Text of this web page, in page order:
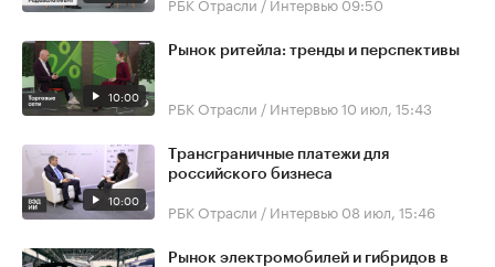
10:00
Рынок ритейла: тренды и перспективы
РБК Отрасли / Интервью10 июл, 15:43
10:00
Трансграничные платежи для
российского бизнеса
РБК Отрасли / Интервью 08 июл, 15:46
Рынок электромобилей и гибридов в